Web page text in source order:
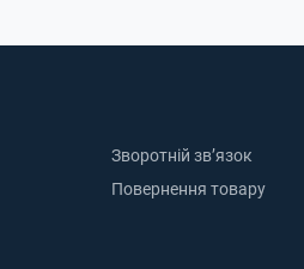
Зворотній зв’язок
Повернення товару